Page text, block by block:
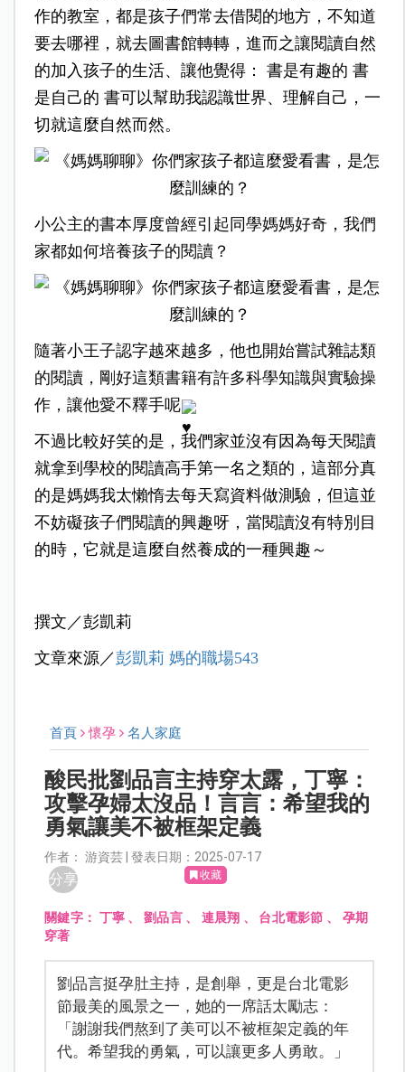
作的教室，都是孩子們常去借閱的地方，不知道
要去哪裡，就去圖書館轉轉，進而之讓閱讀自然
的加入孩子的生活、讓他覺得： 書是有趣的 書
是自己的 書可以幫助我認識世界、理解自己，一
切就這麼自然而然。
小公主的書本厚度曾經引起同學媽媽好奇，我們
家都如何培養孩子的閱讀？
隨著小王子認字越來越多，他也開始嘗試雜誌類
的閱讀，剛好這類書籍有許多科學知識與實驗操
作，讓他愛不釋手呢
不過比較好笑的是，我們家並沒有因為每天閱讀
就拿到學校的閱讀高手第一名之類的，這部分真
的是媽媽我太懶惰去每天寫資料做測驗，但這並
不妨礙孩子們閱讀的興趣呀，當閱讀沒有特別目
的時，它就是這麼自然養成的一種興趣～
撰文／彭凱莉
文章來源／彭凱莉 媽的職場543
首頁 懷孕 名人家庭
酸民批劉品言主持穿太露，丁寧：
攻擊孕婦太沒品！言言：希望我的
勇氣讓美不被框架定義
作者： 游資芸 | 發表日期：2025-07-17
分享 收藏
關鍵字： 丁寧 、 劉品言、 連晨翔 、 台北電影節 、 孕期
穿著
劉品言挺孕肚主持，是創舉，更是台北電影
節最美的風景之一，她的一席話太勵志：
「謝謝我們熬到了美可以不被框架定義的年
代。希望我的勇氣，可以讓更多人勇敢。」